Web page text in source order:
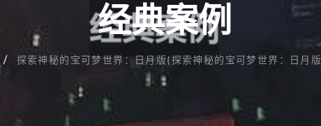
经典案例
探索神秘的宝可梦世界：日月版(探索神秘的宝可梦世界：日